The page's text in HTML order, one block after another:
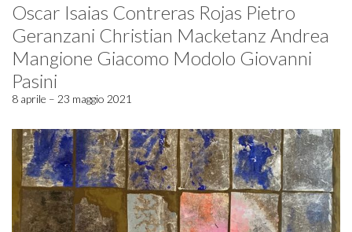
Oscar Isaias Contreras Rojas Pietro
Geranzani Christian Macketanz Andrea
Mangione Giacomo Modolo Giovanni
Pasini
8 aprile – 23 maggio 2021